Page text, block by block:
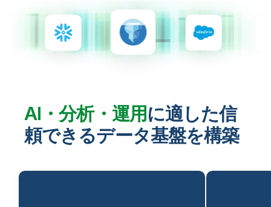
AI・分析・運用に適した信
頼できるデータ基盤を構築